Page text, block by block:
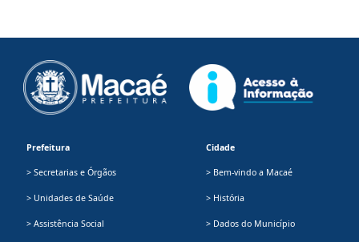
Prefeitura
> Secretarias e Órgãos
> Unidades de Saúde
> Assistência Social
Cidade
> Bem-vindo a Macaé
> História
> Dados do Município